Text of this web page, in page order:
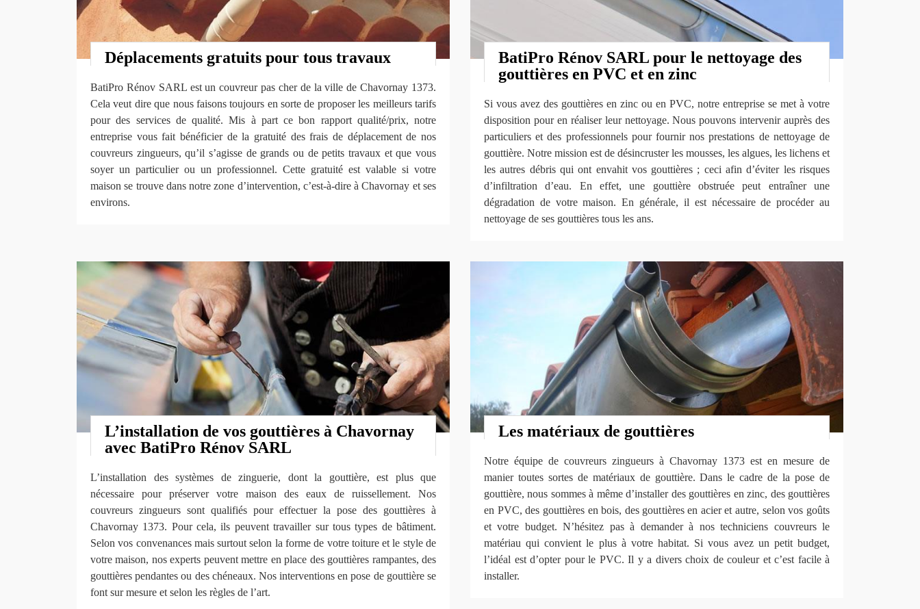
Déplacements gratuits pour tous travaux
BatiPro Rénov SARL est un couvreur pas cher de la ville de Chavornay 1373.
Cela veut dire que nous faisons toujours en sorte de proposer les meilleurs tarifs
pour des services de qualité. Mis à part ce bon rapport qualité/prix, notre
entreprise vous fait bénéficier de la gratuité des frais de déplacement de nos
couvreurs zingueurs, qu’il s’agisse de grands ou de petits travaux et que vous
soyer un particulier ou un professionnel. Cette gratuité est valable si votre
maison se trouve dans notre zone d’intervention, c’est-à-dire à Chavornay et ses
environs.
BatiPro Rénov SARL pour le nettoyage des
gouttières en PVC et en zinc
Si vous avez des gouttières en zinc ou en PVC, notre entreprise se met à votre
disposition pour en réaliser leur nettoyage. Nous pouvons intervenir auprès des
particuliers et des professionnels pour fournir nos prestations de nettoyage de
gouttière. Notre mission est de désincruster les mousses, les algues, les lichens et
les autres débris qui ont envahit vos gouttières ; ceci afin d’éviter les risques
d’infiltration d’eau. En effet, une gouttière obstruée peut entraîner une
dégradation de votre maison. En générale, il est nécessaire de procéder au
nettoyage de ses gouttières tous les ans.
L’installation de vos gouttières à Chavornay
avec BatiPro Rénov SARL
L’installation des systèmes de zinguerie, dont la gouttière, est plus que
nécessaire pour préserver votre maison des eaux de ruissellement. Nos
couvreurs zingueurs sont qualifiés pour effectuer la pose des gouttières à
Chavornay 1373. Pour cela, ils peuvent travailler sur tous types de bâtiment.
Selon vos convenances mais surtout selon la forme de votre toiture et le style de
votre maison, nos experts peuvent mettre en place des gouttières rampantes, des
gouttières pendantes ou des chéneaux. Nos interventions en pose de gouttière se
font sur mesure et selon les règles de l’art.
Les matériaux de gouttières
Notre équipe de couvreurs zingueurs à Chavornay 1373 est en mesure de
manier toutes sortes de matériaux de gouttière. Dans le cadre de la pose de
gouttière, nous sommes à même d’installer des gouttières en zinc, des gouttières
en PVC, des gouttières en bois, des gouttières en acier et autre, selon vos goûts
et votre budget. N’hésitez pas à demander à nos techniciens couvreurs le
matériau qui convient le plus à votre habitat. Si vous avez un petit budget,
l’idéal est d’opter pour le PVC. Il y a divers choix de couleur et c’est facile à
installer.